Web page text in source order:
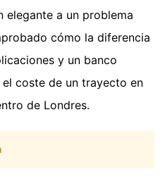
elegante a un problema
cómo la diferencia
y un banco
coste de un trayecto en
de Londres.